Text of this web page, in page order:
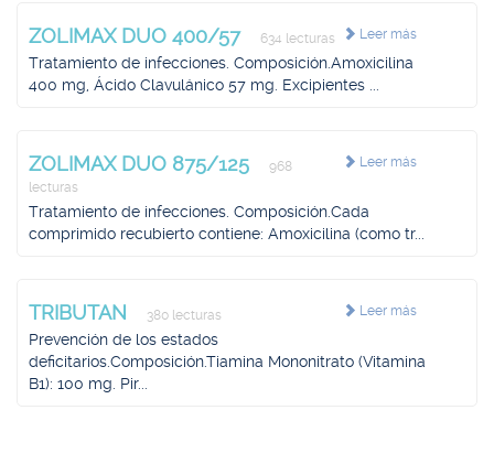
Leer más
ZOLIMAX DUO 400/57 634 lecturas
Tratamiento de infecciones. Composición.Amoxicilina
400 mg, Ácido Clavulánico 57 mg. Excipientes ...
Leer más
ZOLIMAX DUO 875/125
968
lecturas
Tratamiento de infecciones. Composición.Cada
comprimido recubierto contiene: Amoxicilina (como tr...
Leer más
TRIBUTAN 380 lecturas
Prevención de los estados
deficitarios.Composición.Tiamina Mononitrato (Vitamina
B1): 100 mg. Pir...